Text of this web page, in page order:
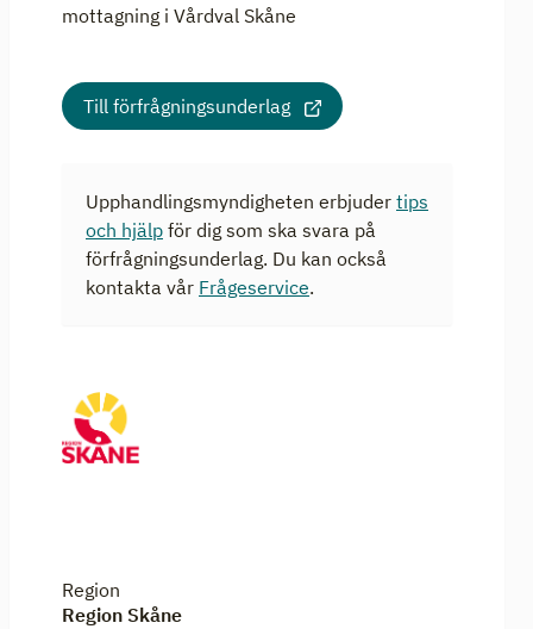
mottagning i Vårdval Skåne
Till förfrågningsunderlag
Upphandlingsmyndigheten erbjuder tips
och hjälp för dig som ska svara på
förfrågningsunderlag. Du kan också
kontakta vår Frågeservice.
Region
Region Skåne